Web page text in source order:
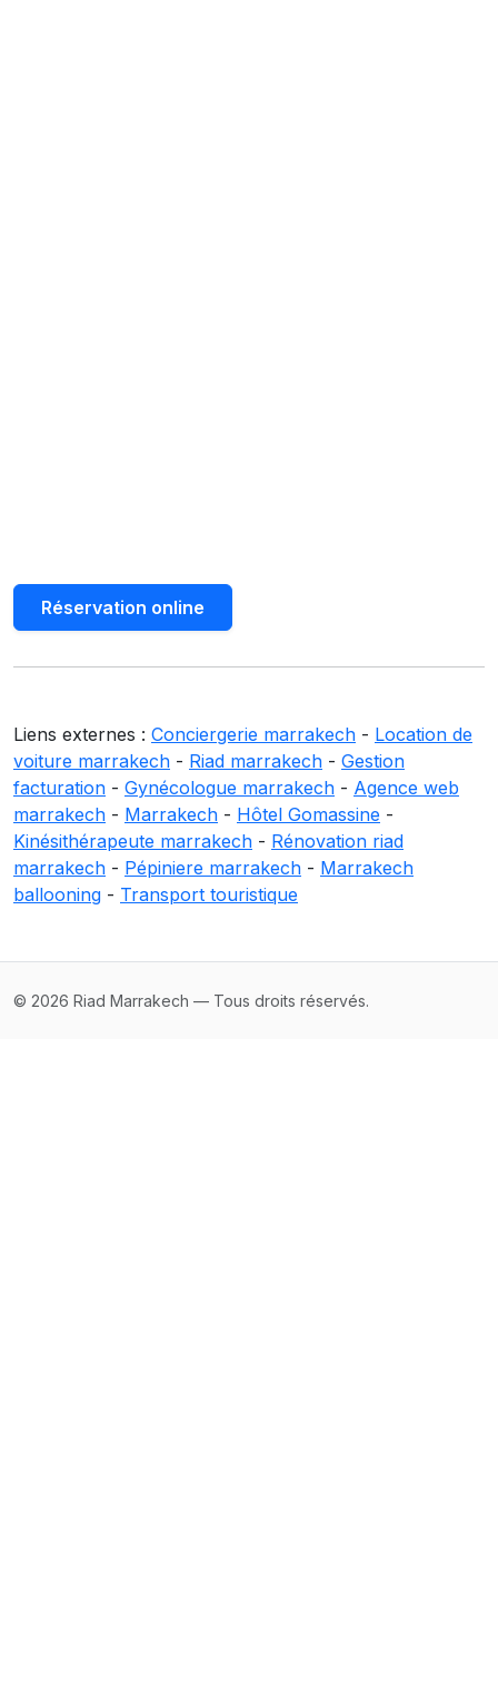
Réservation online
Liens externes : Conciergerie marrakech - Location de
voiture marrakech - Riad marrakech - Gestion
facturation - Gynécologue marrakech - Agence web
marrakech - Marrakech - Hôtel Gomassine -
Kinésithérapeute marrakech - Rénovation riad
marrakech - Pépiniere marrakech - Marrakech
ballooning - Transport touristique
© 2026 Riad Marrakech — Tous droits réservés.